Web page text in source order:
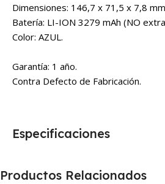
Dimensiones: 146,7 x 71,5 x 7,8
Batería: LI-ION 3279 mAh (NO
Color: AZUL.
Garantía: 1 año.
Contra Defecto de Fabricación.
Especificaciones
Productos Relacionados